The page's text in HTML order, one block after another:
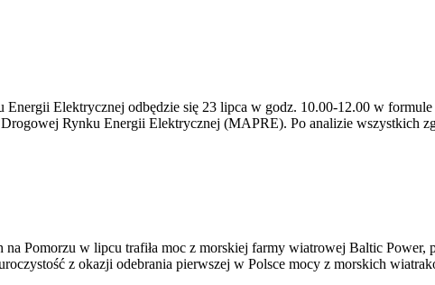
Elektrycznej odbędzie się 23 lipca w godz. 10.00-12.00 w
Rynku Energii Elektrycznej (MAPRE). Po analizie wszystkich
Pomorzu w lipcu trafiła moc z morskiej farmy wiatrowej Baltic
z okazji odebrania pierwszej w Polsce mocy z morskich